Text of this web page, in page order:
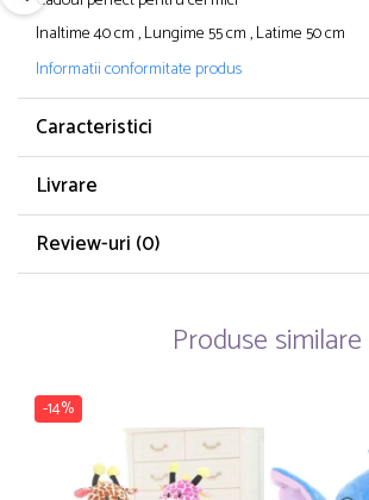
Inaltime 40 cm , Lungime 55 cm , Latime 50 cm
Informatii conformitate produs
Caracteristici
Livrare
Review-uri (0)
Produse similare
-14%